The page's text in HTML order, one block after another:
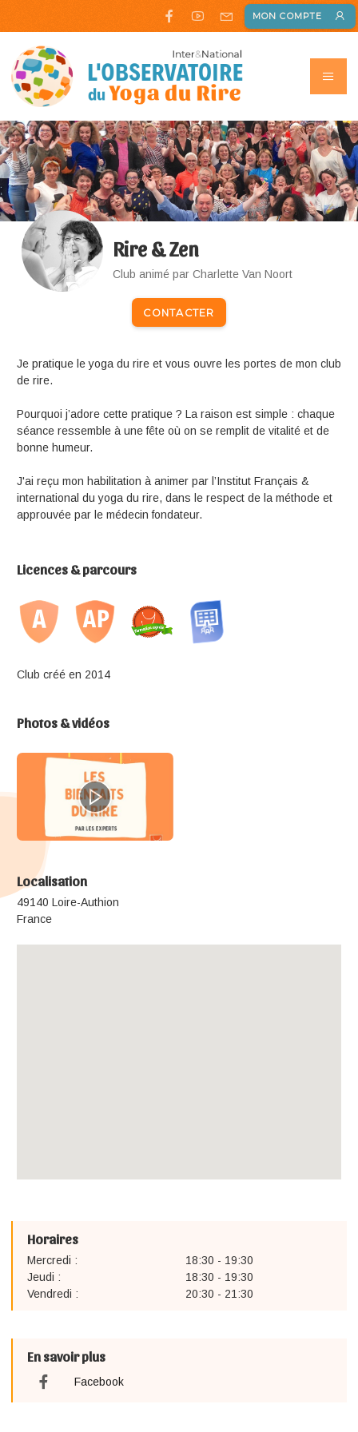
MON COMPTE
Rire & Zen
Club animé par Charlette Van Noort
CONTACTER
Je pratique le yoga du rire et vous ouvre les portes de mon club
de rire.
Pourquoi j’adore cette pratique ? La raison est simple : chaque
séance ressemble à une fête où on se remplit de vitalité et de
bonne humeur.
J'ai reçu mon habilitation à animer par l’Institut Français &
international du yoga du rire, dans le respect de la méthode et
approuvée par le médecin fondateur.
Licences & parcours
Club créé en 2014
Photos & vidéos
Localisation
49140 Loire-Authion
France
Horaires
Mercredi :
18:30 - 19:30
Jeudi :
18:30 - 19:30
Vendredi :
20:30 - 21:30
En savoir plus
Facebook